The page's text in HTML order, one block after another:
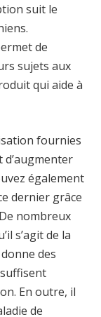
suit le
de
sujets aux
qui aide à
fournies
également
dernier grâce
nombreux
s’agit de la
des
En outre, il
de